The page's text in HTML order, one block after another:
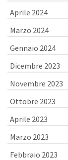
Aprile 2024
Marzo 2024
Gennaio 2024
Dicembre 2023
Novembre 2023
Ottobre 2023
Aprile 2023
Marzo 2023
Febbraio 2023